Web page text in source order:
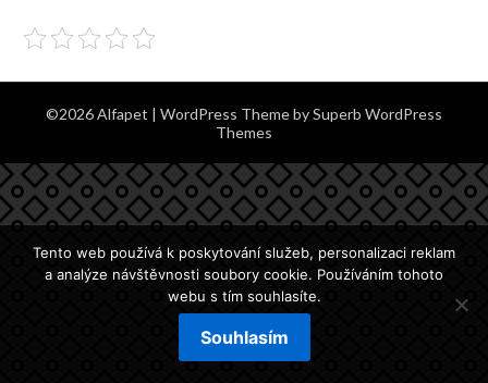
©2026 Alfapet | WordPress Theme bySuperb WordPress
Themes
Tento web používá k poskytování služeb, personalizaci reklam
a analýze návštěvnosti soubory cookie. Používáním tohoto
webu s tím souhlasíte.
Souhlasím